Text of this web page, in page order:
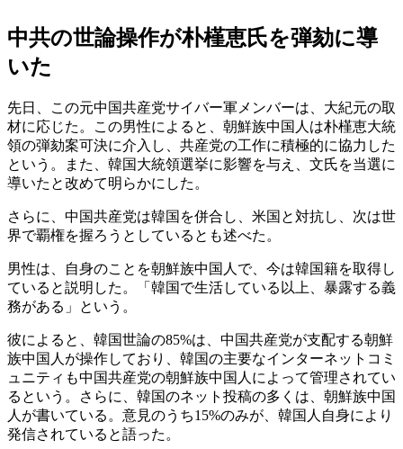
中共の世論操作が朴槿恵氏を弾劾に導
いた
先日、この元中国共産党サイバー軍メンバーは、大紀元の取
材に応じた。この男性によると、朝鮮族中国人は朴槿恵大統
領の弾劾案可決に介入し、共産党の工作に積極的に協力した
という。また、韓国大統領選挙に影響を与え、文氏を当選に
導いたと改めて明らかにした。
さらに、中国共産党は韓国を併合し、米国と対抗し、次は世
界で覇権を握ろうとしているとも述べた。
男性は、自身のことを朝鮮族中国人で、今は韓国籍を取得し
ていると説明した。「韓国で生活している以上、暴露する義
務がある」という。
彼によると、韓国世論の85%は、中国共産党が支配する朝鮮
族中国人が操作しており、韓国の主要なインターネットコミ
ュニティも中国共産党の朝鮮族中国人によって管理されてい
るという。さらに、韓国のネット投稿の多くは、朝鮮族中国
人が書いている。意見のうち15%のみが、韓国人自身により
発信されていると語った。